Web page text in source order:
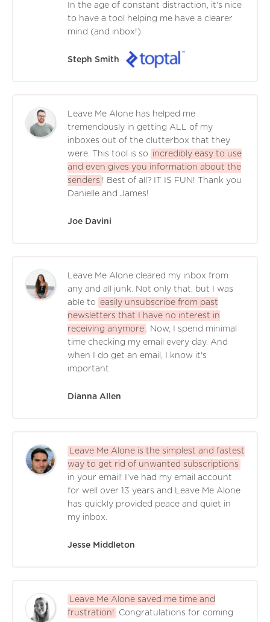
In the age of constant distraction, it's nice
to have a tool helping me have a clearer
mind (and inbox!).
Steph Smith
Leave Me Alone has helped me
tremendously in getting ALL of my
inboxes out of the clutterbox that they
were. This tool is so
incredibly easy to use
and even gives you information about the
senders ! Best of all? IT IS FUN! Thank you
Danielle and James!
Joe Davini
Leave Me Alone cleared my inbox from
any and all junk. Not only that, but I was
able to easily unsubscribe from past
newsletters that I have no interest in
receiving anymore
. Now, I spend minimal
time checking my email every day. And
when I do get an email, I know it's
important.
Dianna Allen
Leave Me Alone is the simplest and fastest
way to get rid of unwanted subscriptions
in your email! I've had my email account
for well over 13 years and Leave Me Alone
has quickly provided peace and quiet in
my inbox.
Jesse Middleton
Leave Me Alone saved me time and
frustration!
Congratulations for coming